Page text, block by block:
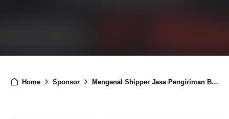
Home Sponsor Mengenal Shipper Jasa Pengiriman Barang Terpercaya